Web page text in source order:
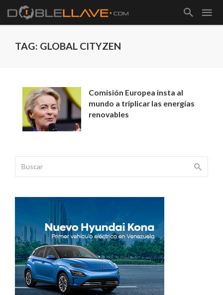
TAG: GLOBAL CITYZEN
Comisión Europea insta al
mundo a triplicar las energías
renovables